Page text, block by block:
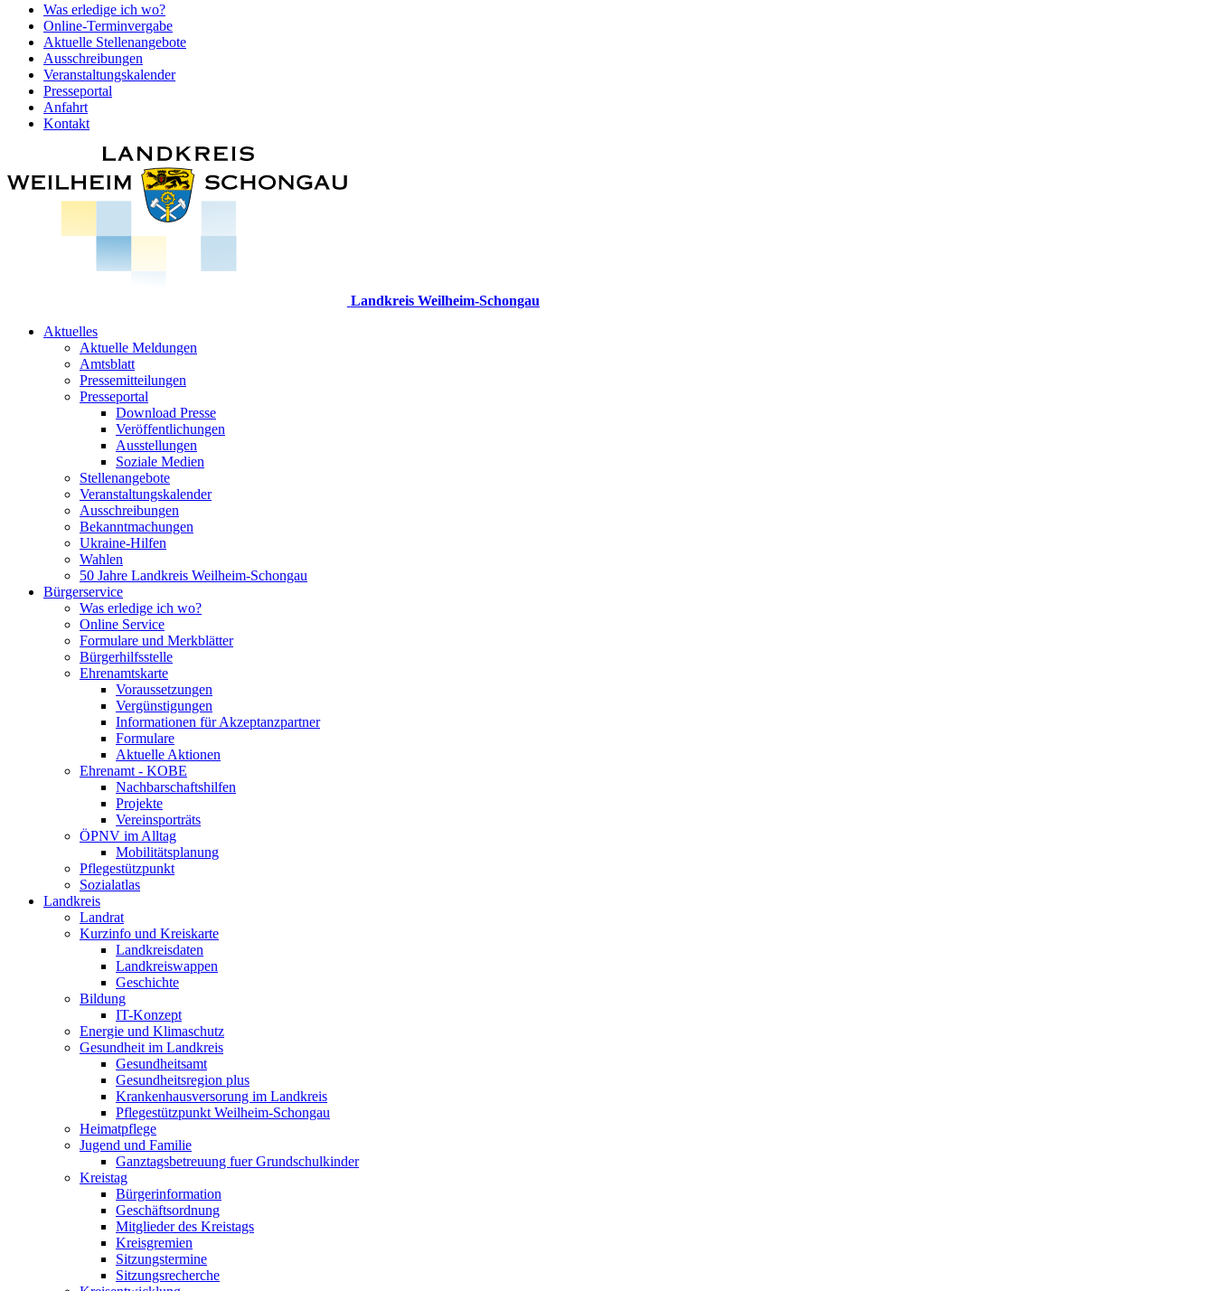
Was erledige ich wo?
Online-Terminvergabe
Aktuelle Stellenangebote
Ausschreibungen
Veranstaltungskalender
Presseportal
Anfahrt
Kontakt
Landkreis Weilheim-Schongau
Aktuelles
Aktuelle Meldungen
Amtsblatt
Pressemitteilungen
Presseportal
Download Presse
Veröffentlichungen
Ausstellungen
Soziale Medien
Stellenangebote
Veranstaltungskalender
Ausschreibungen
Bekanntmachungen
Ukraine-Hilfen
Wahlen
50 Jahre Landkreis Weilheim-Schongau
Bürgerservice
Was erledige ich wo?
Online Service
Formulare und Merkblätter
Bürgerhilfsstelle
Ehrenamtskarte
Voraussetzungen
Vergünstigungen
Informationen für Akzeptanzpartner
Formulare
Aktuelle Aktionen
Ehrenamt - KOBE
Nachbarschaftshilfen
Projekte
Vereinsporträts
ÖPNV im Alltag
Mobilitätsplanung
Pflegestützpunkt
Sozialatlas
Landkreis
Landrat
Kurzinfo und Kreiskarte
Landkreisdaten
Landkreiswappen
Geschichte
Bildung
IT-Konzept
Energie und Klimaschutz
Gesundheit im Landkreis
Gesundheitsamt
Gesundheitsregion plus
Krankenhausversorung im Landkreis
Pflegestützpunkt Weilheim-Schongau
Heimatpflege
Jugend und Familie
Ganztagsbetreuung fuer Grundschulkinder
Kreistag
Bürgerinformation
Geschäftsordnung
Mitglieder des Kreistags
Kreisgremien
Sitzungstermine
Sitzungsrecherche